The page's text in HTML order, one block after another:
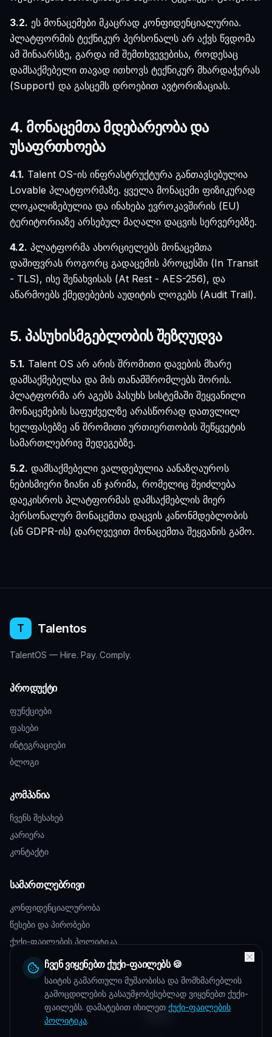
3.2. ეს მონაცემები მკაცრად კონფიდენციალურია.
პლატფორმის ტექნიკურ პერსონალს არ აქვს წვდომა
ამ შინაარსზე, გარდა იმ შემთხვევებისა, როდესაც
დამსაქმებელი თავად ითხოვს ტექნიკურ მხარდაჭერას
(Support) და გასცემს დროებით ავტორიზაციას.
4. მონაცემთა მდებარეობა და
უსაფრთხოება
4.1. Talent OS-ის ინფრასტრუქტურა განთავსებულია
Lovable პლატფორმაზე. ყველა მონაცემი ფიზიკურად
ლოკალიზებულია და ინახება ევროკავშირის (EU)
ტერიტორიაზე არსებულ მაღალი დაცვის სერვერებზე.
4.2. პლატფორმა ახორციელებს მონაცემთა
დაშიფვრას როგორც გადაცემის პროცესში (In Transit
- TLS), ისე შენახვისას (At Rest - AES-256), და
აწარმოებს ქმედებების აუდიტის ლოგებს (Audit Trail).
5. პასუხისმგებლობის შეზღუდვა
5.1. Talent OS არ არის შრომითი დავების მხარე
დამსაქმებელსა და მის თანამშრომლებს შორის.
პლატფორმა არ აგებს პასუხს სისტემაში შეყვანილი
მონაცემების საფუძველზე არასწორად დათვლილ
ხელფასებზე ან შრომითი ურთიერთობის შეწყვეტის
სამართლებრივ შედეგებზე.
5.2. დამსაქმებელი ვალდებულია აანაზღაუროს
ნებისმიერი ზიანი ან ჯარიმა, რომელიც შეიძლება
დაეკისროს პლატფორმას დამსაქმებლის მიერ
პერსონალურ მონაცემთა დაცვის კანონმდებლობის
(ან GDPR-ის) დარღვევით მონაცემთა შეყვანის გამო.
T Talentos
TalentOS — Hire. Pay. Comply.
პროდუქტი
ფუნქციები
ფასები
ინტეგრაციები
ბლოგი
კომპანია
ჩვენს შესახებ
კარიერა
კონტაქტი
სამართლებრივი
კონფიდენციალურობა
წესები და პირობები
ქუქი-ფაილების პოლიტიკა
©2026Talentos.ყველა უფლება დაცულია.
ჩვენ ვიყენებთ ქუქი-ფაილებს 🍪
საიტის გამართული მუშაობისა და მომხმარებლის
გამოცდილების გასაუმჯობესებლად ვიყენებთ ქუქი-
ფაილებს. დამატებით იხილეთ ქუქი-ფაილების
პოლიტიკა.